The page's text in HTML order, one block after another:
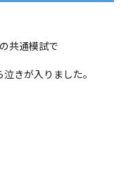
共通模試で
きが入りました。